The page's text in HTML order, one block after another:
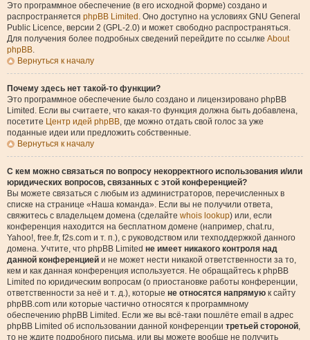
Это программное обеспечение (в его исходной форме) создано и
распространяется phpBB Limited . Оно доступно на условиях GNU General
Public Licence, версии 2 (GPL-2.0) и может свободно распространяться.
Для получения более подробных сведений перейдите по ссылке About
phpBB.
Вернуться к началу
Почему здесь нет такой-то функции?
Это программное обеспечение было создано и лицензировано phpBB
Limited. Если вы считаете, что какая-то функция должна быть добавлена,
посетите Центр идей phpBB, где можно отдать свой голос за уже
поданные идеи или предложить собственные.
Вернуться к началу
С кем можно связаться по вопросу некорректного использования и/или
юридических вопросов, связанных с этой конференцией?
Вы можете связаться с любым из администраторов, перечисленных в
списке на странице «Наша команда». Если вы не получили ответа,
свяжитесь с владельцем домена (сделайте whois lookup) или, если
конференция находится на бесплатном домене (например, chat.ru,
Yahoo!, free.fr, f2s.com и т. п.), с руководством или техподдержкой данного
домена. Учтите, что phpBB Limited не имеет никакого контроля над
данной конференцией и не может нести никакой ответственности за то,
кем и как данная конференция используется. Не обращайтесь к phpBB
Limited по юридическим вопросам (о приостановке работы конференции,
ответственности за неё и т. д.), которые не относятся напрямую к сайту
phpBB.com или которые частично относятся к программному
обеспечению phpBB Limited. Если же вы всё-таки пошлёте email в адрес
phpBB Limited об использовании данной конференции третьей стороной,
то не ждите подробного письма, или вы можете вообще не получить